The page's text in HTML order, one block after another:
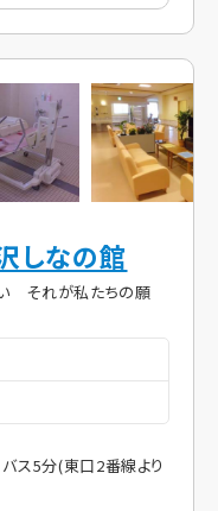
しなの館
それが私たちの願
ス5分(東口2番線より